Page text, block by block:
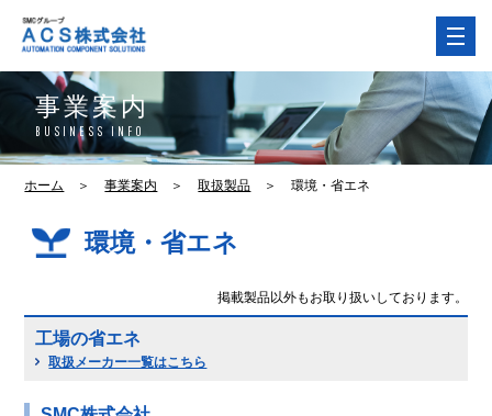
事業案内
BUSINESS INFO
ホーム ＞ 事業案内 ＞ 取扱製品 ＞ 環境・省エネ
環境・省エネ
掲載製品以外もお取り扱いしております。
工場の省エネ
取扱メーカー一覧はこちら